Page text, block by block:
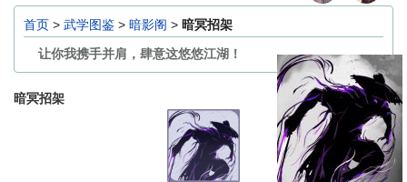
导
航
搜
索
首页 > 武学图鉴 > 暗影阁 > 暗冥招架
让你我携手并肩，肆意这悠悠江湖！
暗冥招架